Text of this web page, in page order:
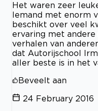
Het waren zeer
Iemand met enorm
beschikt over veel
ervaring met
verhalen van
dat Autorijschool
aller beste is in het
Beveelt aan
24 February 2016